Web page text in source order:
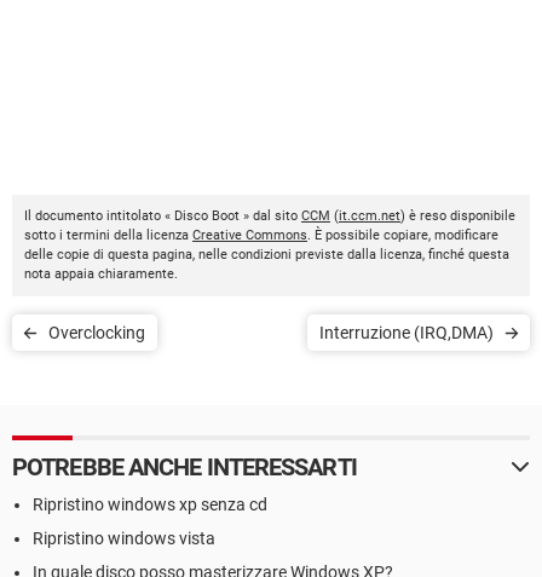
Il documento intitolato « Disco Boot » dal sito CCM (it.ccm.net) è reso disponibile
sotto i termini della licenza Creative Commons. È possibile copiare, modificare
delle copie di questa pagina, nelle condizioni previste dalla licenza, finché questa
nota appaia chiaramente.
Overclocking Interruzione (IRQ,DMA)
POTREBBE ANCHE INTERESSARTI
Ripristino windows xp senza cd
Ripristino windows vista
In quale disco posso masterizzare Windows XP?